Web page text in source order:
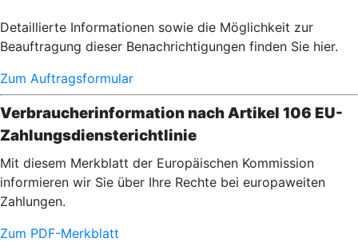
Detaillierte Informationen sowie die Möglichkeit zur
Beauftragung dieser Benachrichtigungen finden Sie hier.
Zum Auftragsformular
Verbraucherinformation nach Artikel 106 EU-
Zahlungsdiensterichtlinie
Mit diesem Merkblatt der Europäischen Kommission
informieren wir Sie über Ihre Rechte bei europaweiten
Zahlungen.
Zum PDF-Merkblatt